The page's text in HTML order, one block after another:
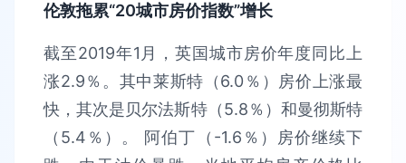
伦敦拖累“20城市房价指数”增长
截至2019年1月，英国城市房价年度同比上
涨2.9％。其中莱斯特（6.0％）房价上涨最
快，其次是贝尔法斯特（5.8％）和曼彻斯特
（5.4％）。 阿伯丁（-1.6％）房价继续下